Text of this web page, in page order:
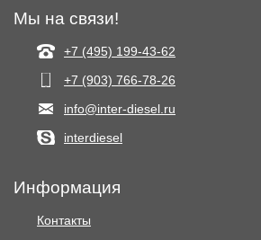
Мы на связи!
+7 (495) 199-43-62
+7 (903) 766‑78-26
info@inter-diesel.ru
interdiesel
Информация
Контакты